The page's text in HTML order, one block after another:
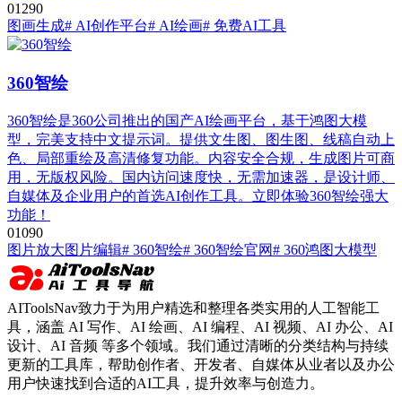
01290
图画生成# AI创作平台# AI绘画# 免费AI工具
360智绘
360智绘是360公司推出的国产AI绘画平台，基于鸿图大模
型，完美支持中文提示词。提供文生图、图生图、线稿自动上
色、局部重绘及高清修复功能。内容安全合规，生成图片可商
用，无版权风险。国内访问速度快，无需加速器，是设计师、
自媒体及企业用户的首选AI创作工具。立即体验360智绘强大
功能！
01090
图片放大图片编辑# 360智绘# 360智绘官网# 360鸿图大模型
AIToolsNav致力于为用户精选和整理各类实用的人工智能工
具，涵盖 AI 写作、AI 绘画、AI 编程、AI 视频、AI 办公、AI
设计、AI 音频 等多个领域。我们通过清晰的分类结构与持续
更新的工具库，帮助创作者、开发者、自媒体从业者以及办公
用户快速找到合适的AI工具，提升效率与创造力。